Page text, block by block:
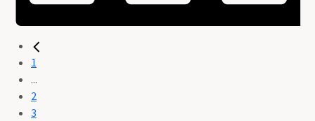
1
...
2
3